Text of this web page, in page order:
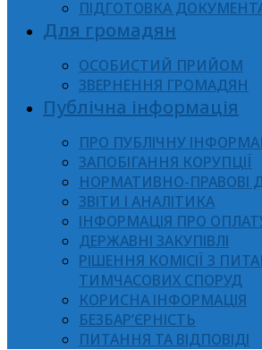
ПІДГОТОВКА
Для громадян
ОСОБИСТИЙ ПРИЙОМ
ЗВЕРНЕННЯ ГРОМАДЯН
Публічна інформація
ПРО ПУБЛІЧНУ
ЗАПОБІГАННЯ КОРУПЦІЇ
НОРМАТИВНО-ПРАВОВІ
ЗВІТИ І АНАЛІТИКА
ІНФОРМАЦІЯ ПРО
ДЕРЖАВНІ ЗАКУПІВЛІ
РІШЕННЯ КОМІСІЇ З
ТИМЧАСОВИХ СПОРУД
КОРИСНА ІНФОРМАЦІЯ
БЕЗБАР’ЄРНІСТЬ
ПИТАННЯ ТА ВІДПОВІДІ